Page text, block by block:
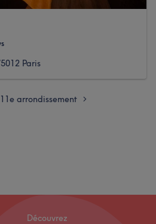
Paris
11e arrondissement >
Découvrez